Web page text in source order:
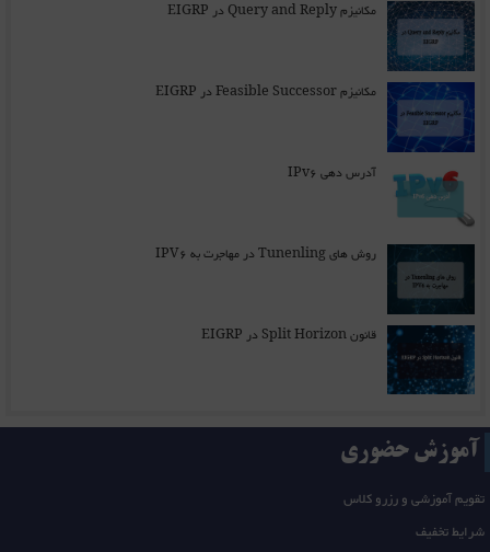
مکانیزم Query and Reply در EIGRP
مکانیزم Feasible Successor در EIGRP
آدرس دهی IPv6
روش های Tunenling در مهاجرت به IPV6
قانون Split Horizon در EIGRP
آموزش حضوری
تقویم آموزشی و رزرو کلاس
شرایط تخفیف